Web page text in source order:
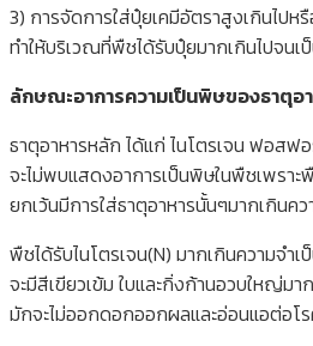
3) การจัดการใส่ปุ๋ยเคมีอัตราสูงเกินไปห
ทำให้บริเวณที่พืชได้รับปุ๋ยมากเกินไปจน
ลักษณะอาการความเป็นพิษของธาตุอ
ธาตุอาหารหลัก ได้แก่ ไนโตรเจน ฟอส
จะไม่พบแสดงอาการเป็นพิษในพืชเพรา
ยกเว้นมีการใส่ธาตุอาหารนั้นๆมากเกินคว
พืชได้รับไนโตรเจน(N) มากเกินความจำ
จะมีสีเขียวเข้ม ใบและกิ่งก้านอวบใหญ่มา
มักจะไม่ออกดอกออกผลและอ่อนแอต่อโ